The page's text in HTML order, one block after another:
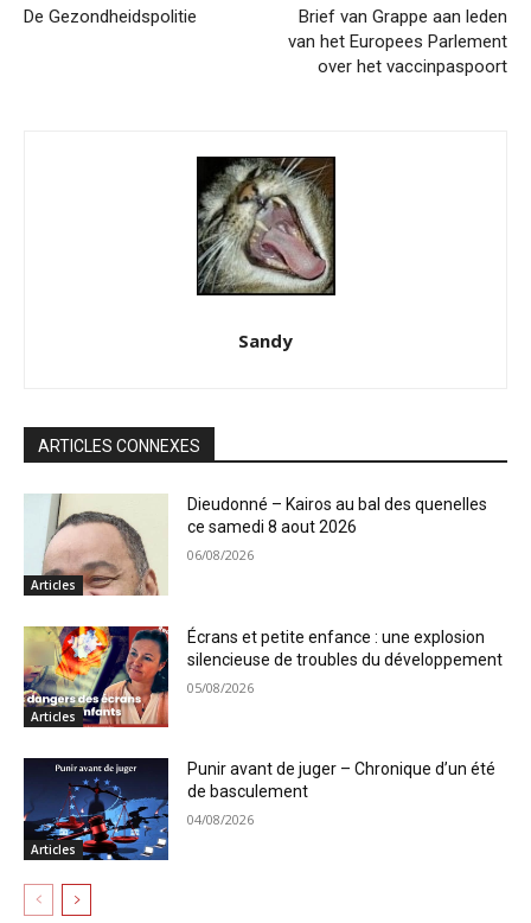
De Gezondheidspolitie
Brief van Grappe aan leden
van het Europees Parlement
over het vaccinpaspoort
Sandy
ARTICLES CONNEXES
Articles
Dieudonné – Kairos au bal des quenelles
ce samedi 8 aout 2026
06/08/2026
Articles
Écrans et petite enfance : une explosion
silencieuse de troubles du développement
05/08/2026
Articles
Punir avant de juger – Chronique d’un été
de basculement
04/08/2026